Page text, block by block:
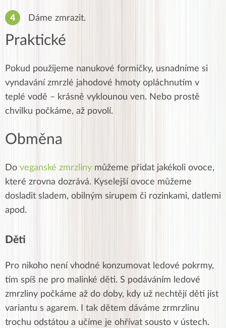
Dáme zmrazit.
Praktické
Pokud použijeme nanukové formičky, usnadníme si
vyndavání zmrzlé jahodové hmoty opláchnutím v
teplé vodě – krásně vyklounou ven. Nebo prostě
chvilku počkáme, až povolí.
Obměna
Do veganské zmrzliny můžeme přidat jakékoli ovoce,
které zrovna dozrává. Kyselejší ovoce můžeme
dosladit sladem, obilným sirupem či rozinkami, datlemi
apod.
Děti
Pro nikoho není vhodné konzumovat ledové pokrmy,
tím spíš ne pro malinké děti. S podáváním ledové
zmrzliny počkáme až do doby, kdy už nechtějí děti jíst
variantu s agarem. I tak dětem dáváme zrmrzlinu
trochu odstátou a učíme je ohřívat sousto v ústech.